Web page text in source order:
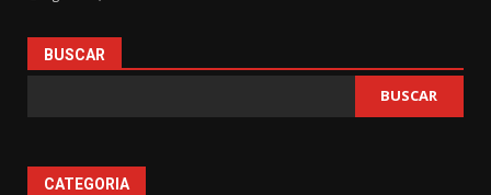
BUSCAR
BUSCAR
CATEGORIA